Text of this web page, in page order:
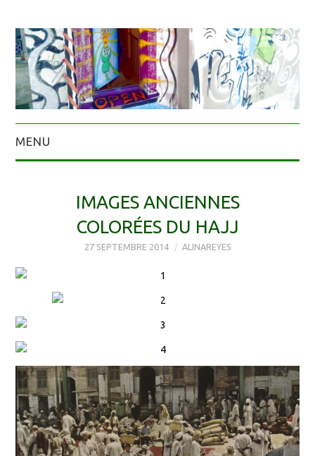
MENU
IMAGES ANCIENNES
COLORÉES DU HAJJ
27 SEPTEMBRE 2014 ALINAREYES